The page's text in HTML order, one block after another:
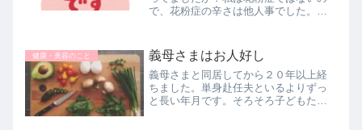
で、花粉症の辛さは他人事でした。昨
るから全然かゆくないし鼻水も出ない
し楽やったわ』と言うのでとても驚き
ま...
健康・美容のこと 義母さまはお人好し
義母さまと同居してから２０年以上経
ちました。単身赴任夫といるよりずっ
と長い年月です。そろそろ子どもたち